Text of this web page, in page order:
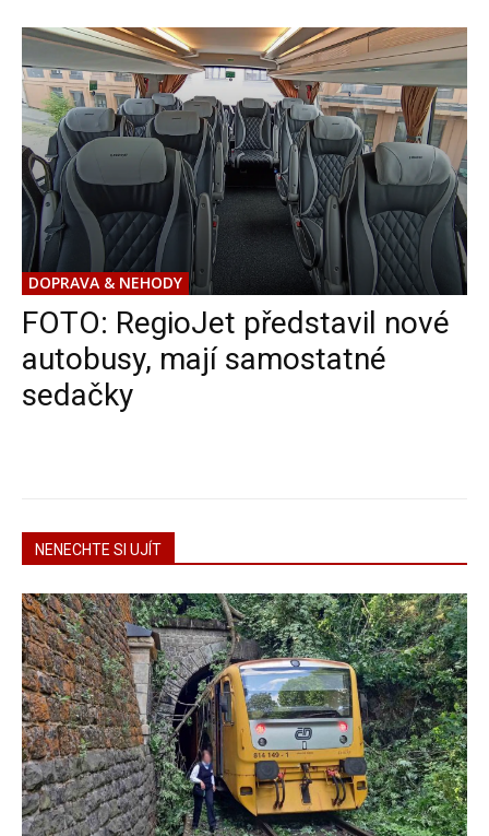
DOPRAVA & NEHODY
FOTO: RegioJet představil nové
autobusy, mají samostatné
sedačky
NENECHTE SI UJÍT